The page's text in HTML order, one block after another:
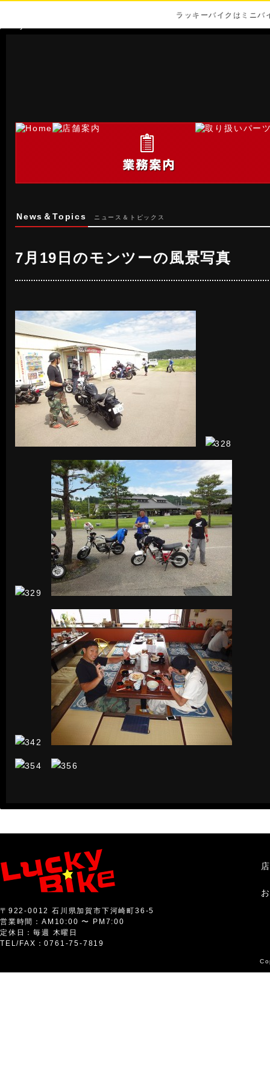
ラッキーバイクはミニバ
News＆Topics ニュース＆トピックス
7月19日のモンツーの風景写真
〒922-0012 石川県加賀市下河崎町36-5
営業時間：AM10:00 〜 PM7:00
定休日：毎週 木曜日
TEL/FAX：0761-75-7819